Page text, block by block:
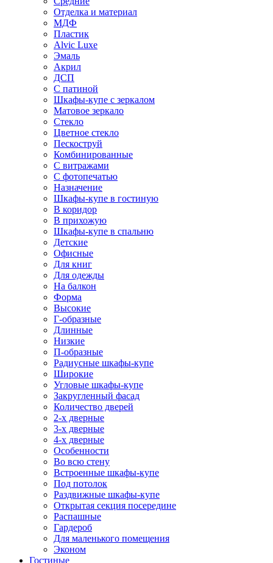
Отделка и материал
МДФ
Пластик
Alvic Luxe
Эмаль
Акрил
ДСП
С патиной
Шкафы-купе с зеркалом
Матовое зеркало
Стекло
Цветное стекло
Пескоструй
Комбинированные
С витражами
С фотопечатью
Назначение
Шкафы-купе в гостиную
В коридор
В прихожую
Шкафы-купе в спальню
Детские
Офисные
Для книг
Для одежды
На балкон
Форма
Высокие
Г-образные
Длинные
Низкие
П-образные
Радиусные шкафы-купе
Широкие
Угловые шкафы-купе
Закругленный фасад
Количество дверей
2-х дверные
3-х дверные
4-х дверные
Особенности
Во всю стену
Встроенные шкафы-купе
Под потолок
Раздвижные шкафы-купе
Открытая секция посередине
Распашные
Гардероб
Для маленького помещения
Эконом
Гостиные